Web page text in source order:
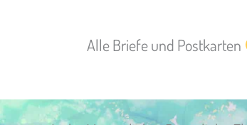
Alle Briefe und Postkarten